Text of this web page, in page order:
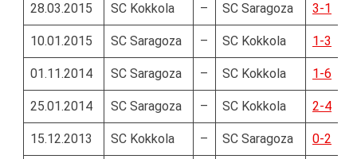
28.03.2015 SC Kokkola – SC Saragoza 3-1
10.01.2015 SC Saragoza – SC Kokkola 1-3
01.11.2014 SC Saragoza – SC Kokkola 1-6
25.01.2014 SC Saragoza – SC Kokkola 2-4
15.12.2013 SC Kokkola – SC Saragoza 0-2